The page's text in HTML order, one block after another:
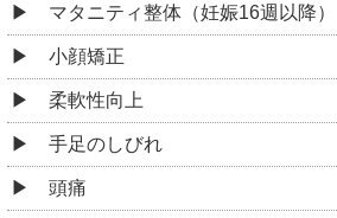
マタニティ整体（妊娠16週以降）
小顔矯正
柔軟性向上
手足のしびれ
頭痛